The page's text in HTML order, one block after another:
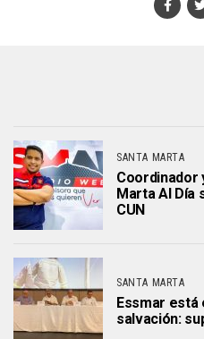
SANTA MARTA
Coordinador
Marta Al Día
CUN
SANTA MARTA
Essmar está
salvación: